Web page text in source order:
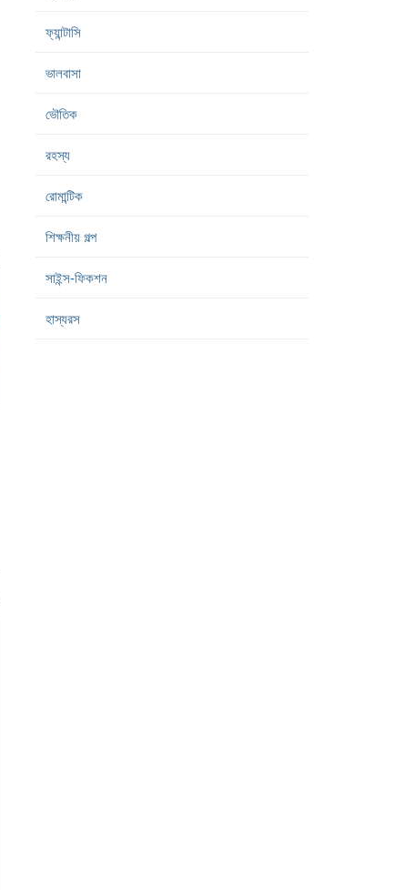
ফ্যান্টাসি
ভালবাসা
ভৌতিক
রহস্য
রোমান্টিক
শিক্ষনীয় গল্প
সাইন্স-ফিকশন
হাস্যরস